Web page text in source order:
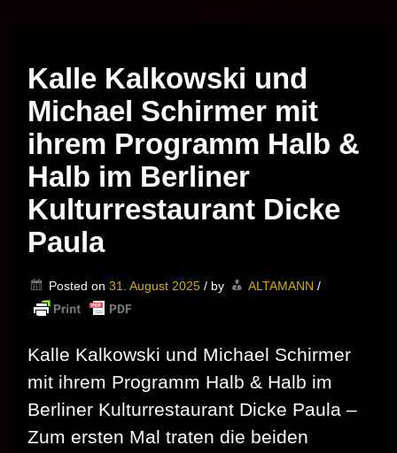
Kalle Kalkowski und
Michael Schirmer mit
ihrem Programm Halb &
Halb im Berliner
Kulturrestaurant Dicke
Paula
Posted on 31. August 2025 / by ALTAMANN /
Kalle Kalkowski und Michael Schirmer
mit ihrem Programm Halb & Halb im
Berliner Kulturrestaurant Dicke Paula –
Zum ersten Mal traten die beiden